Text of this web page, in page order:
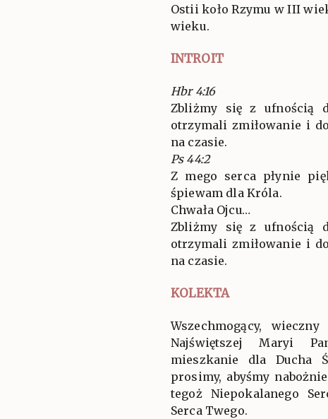
Ostii koło Rzymu w III
wieku.
INTROIT
Hbr 4:16
Zbliżmy się z ufnością
otrzymali zmiłowanie i
na czasie.
Ps 44:2
Z mego serca płynie
śpiewam dla Króla.
Chwała Ojcu…
Zbliżmy się z ufnością
otrzymali zmiłowanie i
na czasie.
KOLEKTA
Wszechmogący,
Najświętszej Maryi
mieszkanie dla Ducha
prosimy, abyśmy
tegoż Niepokalanego
Serca Twego.